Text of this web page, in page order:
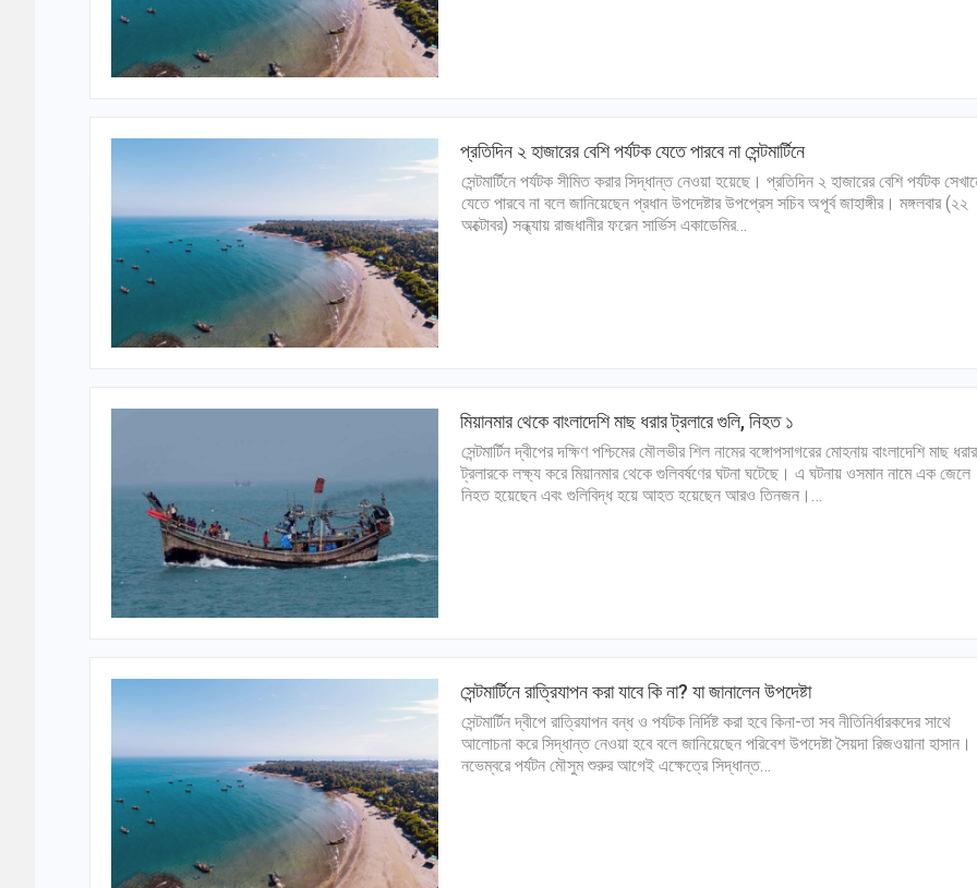
প্রতিদিন ২ হাজারের বেশি পর্যটক যেতে পারবে না সেন্টমার্টিনে
সেন্টমার্টিনে পর্যটক সীমিত করার সিদ্ধান্ত নেওয়া হয়েছে। প্রতিদিন ২ হাজারের বেশি পর্যটক
যেতে পারবে না বলে জানিয়েছেন প্রধান উপদেষ্টার উপপ্রেস সচিব অপূর্ব জাহাঙ্গীর। মঙ্গলবার (২২
অক্টোবর) সন্ধ্যায় রাজধানীর ফরেন সার্ভিস একাডেমির…
মিয়ানমার থেকে বাংলাদেশি মাছ ধরার ট্রলারে গুলি, নিহত ১
সেন্টমার্টিন দ্বীপের দক্ষিণ পশ্চিমের মৌলভীর শিল নামের বঙ্গোপসাগরের মোহনায় বাংলাদেশি মাছ ধরার
ট্রলারকে লক্ষ্য করে মিয়ানমার থেকে গুলিবর্ষণের ঘটনা ঘটেছে। এ ঘটনায় ওসমান নামে এক জেলে
নিহত হয়েছেন এবং গুলিবিদ্ধ হয়ে আহত হয়েছেন আরও তিনজন।…
সেন্টমার্টিনে রাত্রিযাপন করা যাবে কি না? যা জানালেন উপদেষ্টা
সেন্টমার্টিন দ্বীপে রাত্রিযাপন বন্ধ ও পর্যটক নির্দিষ্ট করা হবে কিনা-তা সব নীতিনির্ধারকদের সাথে
আলোচনা করে সিদ্ধান্ত নেওয়া হবে বলে জানিয়েছেন পরিবেশ উপদেষ্টা সৈয়দা রিজওয়ানা হাসান।
নভেম্বরে পর্যটন মৌসুম শুরুর আগেই এক্ষেত্রে সিদ্ধান্ত…